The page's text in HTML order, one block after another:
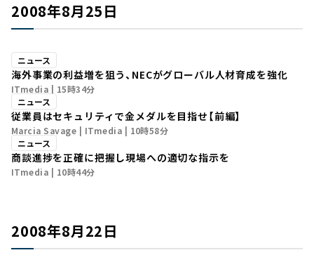
2008年8月25日
ニュース
海外事業の利益増を狙う、NECがグローバル人材育成を強化
ITmedia
15時34分
ニュース
従業員はセキュリティで金メダルを目指せ【前編】
Marcia Savage ITmedia
10時58分
ニュース
商談進捗を正確に把握し現場への適切な指示を
ITmedia 10時44分
2008年8月22日